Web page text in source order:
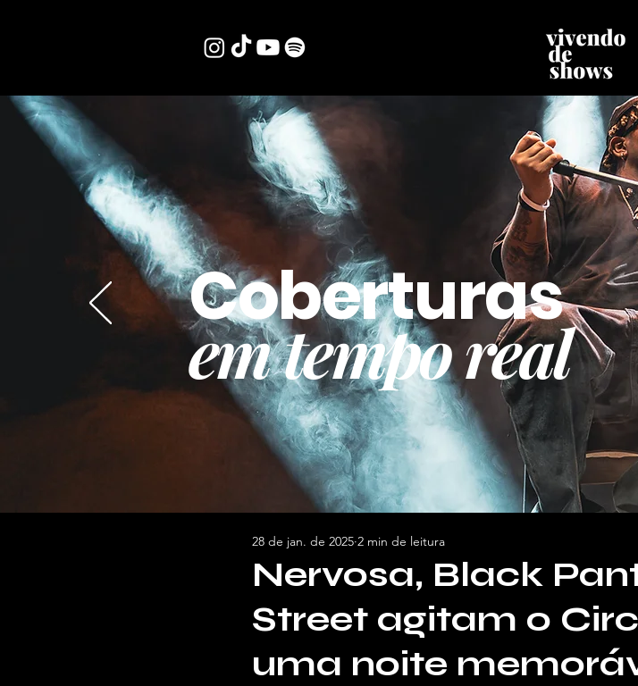
Coberturas
em tempo real
Nervosa, Black
Street agitam o
uma noite
28 de jan. de 2025 2 min de leitura